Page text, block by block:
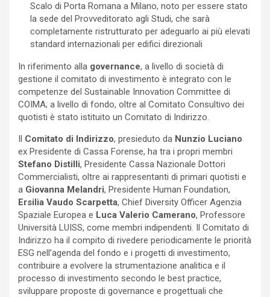
Scalo di Porta Romana a Milano, noto per essere stato
la sede del Provveditorato agli Studi, che sarà
completamente ristrutturato per adeguarlo ai più elevati
standard internazionali per edifici direzionali
In riferimento alla governance, a livello di società di
gestione il comitato di investimento è integrato con le
competenze del Sustainable Innovation Committee di
COIMA; a livello di fondo, oltre al Comitato Consultivo dei
quotisti è stato istituito un Comitato di Indirizzo.
Il Comitato di Indirizzo, presieduto da Nunzio Luciano
ex Presidente di Cassa Forense, ha tra i propri membri
Stefano Distilli, Presidente Cassa Nazionale Dottori
Commercialisti, oltre ai rappresentanti di primari quotisti e
a Giovanna Melandri, Presidente Human Foundation,
Ersilia Vaudo Scarpetta, Chief Diversity Officer Agenzia
Spaziale Europea e Luca Valerio Camerano, Professore
Università LUISS, come membri indipendenti. Il Comitato di
Indirizzo ha il compito di rivedere periodicamente le priorità
ESG nell’agenda del fondo e i progetti di investimento,
contribuire a evolvere la strumentazione analitica e il
processo di investimento secondo le best practice,
sviluppare proposte di governance e progettuali che